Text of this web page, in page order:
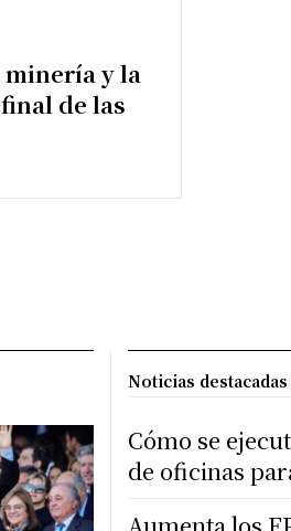
y la
de las
Noticias destacadas
Cómo se
de oficinas